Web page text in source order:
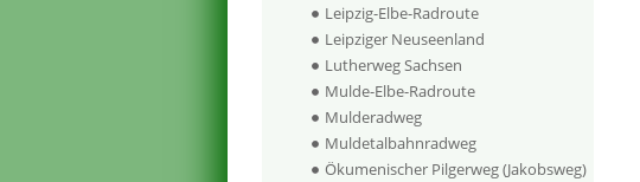
Leipzig-Elbe-Radroute
Leipziger Neuseenland
Lutherweg Sachsen
Mulde-Elbe-Radroute
Mulderadweg
Muldetalbahnradweg
Ökumenischer Pilgerweg (Jakobsweg)